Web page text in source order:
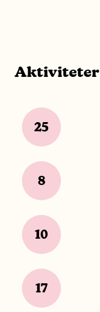
Aktiviteter
25
8
10
17